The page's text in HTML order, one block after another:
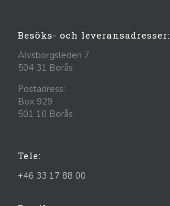
Besöks- och leveransadresser:
Älvsborgsleden 7
504 31 Borås
Postadress:
Box 929
501 10 Borås
Tele:
+46 33 17 88 00